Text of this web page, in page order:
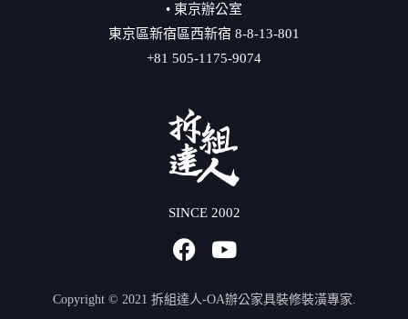
• 東京辦公室
東京區新宿區西新宿 8-8-13-801
+81 505-1175-9074
SINCE 2002
Copyright © 2021 拆組達人-OA辦公家具裝修裝潢專家.